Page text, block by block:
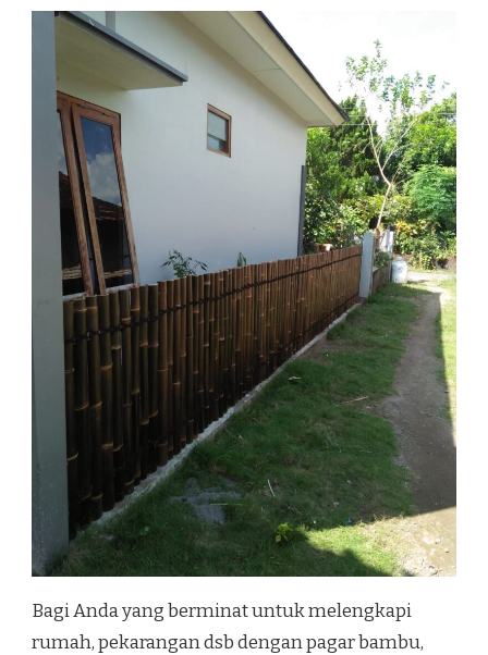
Bagi Anda yang berminat untuk melengkapi
rumah, pekarangan dsb dengan pagar bambu,